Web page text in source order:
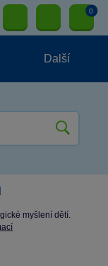
0
Další
myšlení dětí.